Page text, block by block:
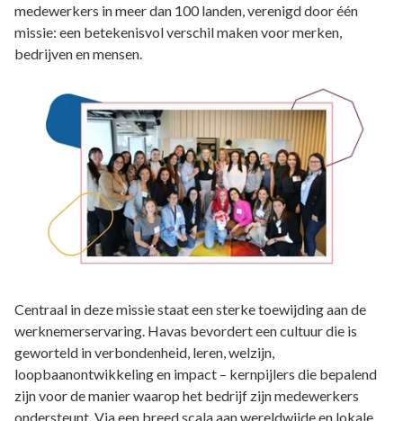
medewerkers in meer dan 100 landen, verenigd door één
missie: een betekenisvol verschil maken voor merken,
bedrijven en mensen.
Centraal in deze missie staat een sterke toewijding aan de
werknemerservaring. Havas bevordert een cultuur die is
geworteld in verbondenheid, leren, welzijn,
loopbaanontwikkeling en impact – kernpijlers die bepalend
zijn voor de manier waarop het bedrijf zijn medewerkers
ondersteunt. Via een breed scala aan wereldwijde en lokale